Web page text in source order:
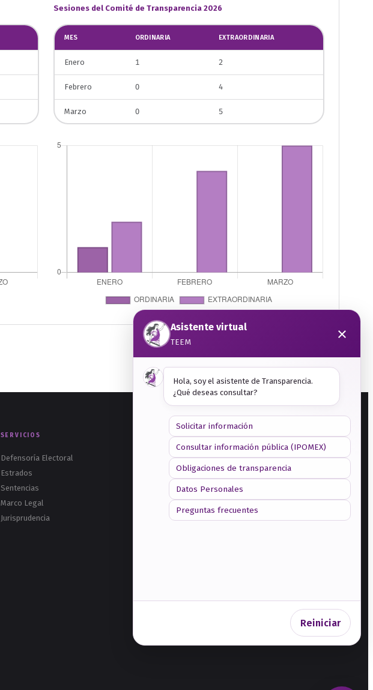
Sesiones del Comité de Transparencia 2026
MES ORDINARIA EXTRAORDINARIA
Enero 1 2
Febrero 0 4
Marzo 0 5
SERVICIOS
Defensoría Electoral
Estrados
Sentencias
Marco Legal
Jurisprudencia
CONTACTO
Paseo Vicente Guerrero No. 342, Col. Vicente
Guerrero, C.P. 50110, Toluca, Estado de
México
722 226 2570
Transparencia
Asistente virtual
TEEM ×
Hola, soy el asistente de Transparencia.
¿Qué deseas consultar?
Solicitar información
Consultar información pública (IPOMEX)
Obligaciones de transparencia
Datos Personales
Preguntas frecuentes
Reiniciar